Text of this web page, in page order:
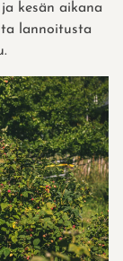
kesän aikana
lannoitusta